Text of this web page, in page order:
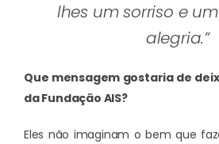
lhes um sorriso e
alegria.”
Que mensagem gostaria de
da Fundação AIS?
Eles não imaginam o bem que